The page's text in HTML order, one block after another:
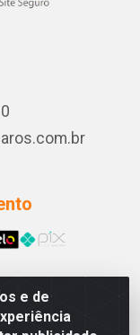
e de
- RODOVIA BA
- CEP 46.880-